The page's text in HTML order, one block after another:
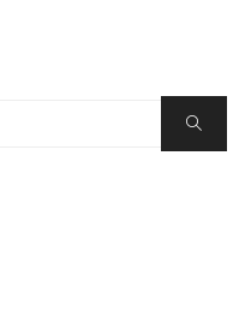
Chercher